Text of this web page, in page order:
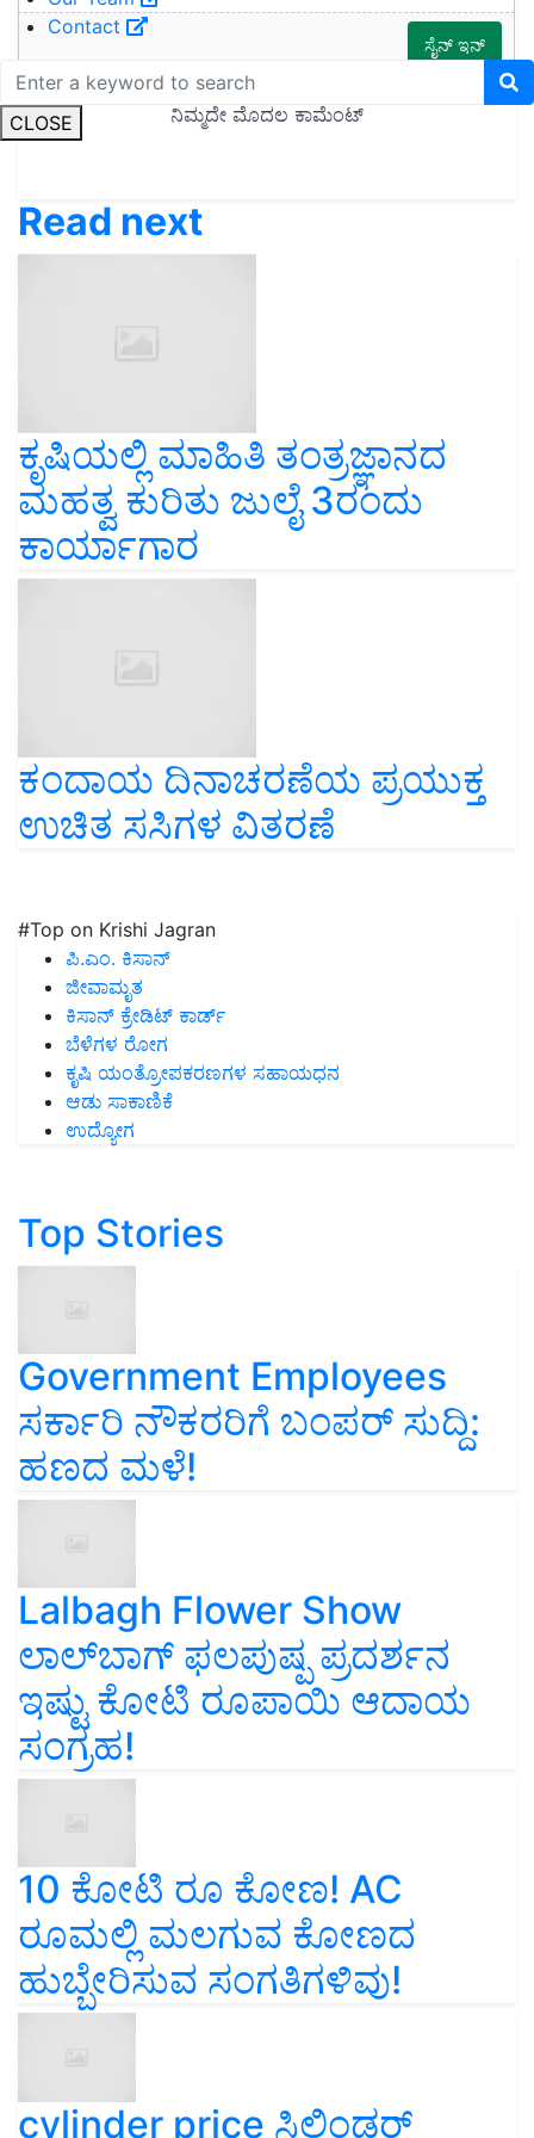
Contact
CLOSE
Read next
ಕೃಷಿಯಲ್ಲಿ ಮಾಹಿತಿ ತಂತ್ರಜ್ಞಾನದ
ಮಹತ್ವ ಕುರಿತು ಜುಲೈ 3ರಂದು
ಕಾರ್ಯಾಗಾರ
ಕಂದಾಯ ದಿನಾಚರಣೆಯ ಪ್ರಯುಕ್ತ
ಉಚಿತ ಸಸಿಗಳ ವಿತರಣೆ
#Top on Krishi Jagran
ಪಿ.ಎಂ. ಕಿಸಾನ್
ಜೀವಾಮೃತ
ಕಿಸಾನ್ ಕ್ರೇಡಿಟ್ ಕಾರ್ಡ್
ಬೆಳೆಗಳ ರೋಗ
ಕೃಷಿ ಯಂತ್ರೋಪಕರಣಗಳ ಸಹಾಯಧನ
ಆಡು ಸಾಕಾಣಿಕೆ
ಉದ್ಯೋಗ
Top Stories
Government Employees
ಸರ್ಕಾರಿ ನೌಕರರಿಗೆ ಬಂಪರ್‌ ಸುದ್ದಿ:
ಹಣದ ಮಳೆ!
Lalbagh Flower Show
ಲಾಲ್‌ಬಾಗ್ ಫಲಪುಷ್ಪ ಪ್ರದರ್ಶನ
ಇಷ್ಟು ಕೋಟಿ ರೂಪಾಯಿ ಆದಾಯ
ಸಂಗ್ರಹ!
10 ಕೋಟಿ ರೂ ಕೋಣ! AC
ರೂಮಲ್ಲಿ ಮಲಗುವ ಕೋಣದ
ಹುಬ್ಬೇರಿಸುವ ಸಂಗತಿಗಳಿವು!
cylinder price ಸಿಲಿಂಡರ್‌